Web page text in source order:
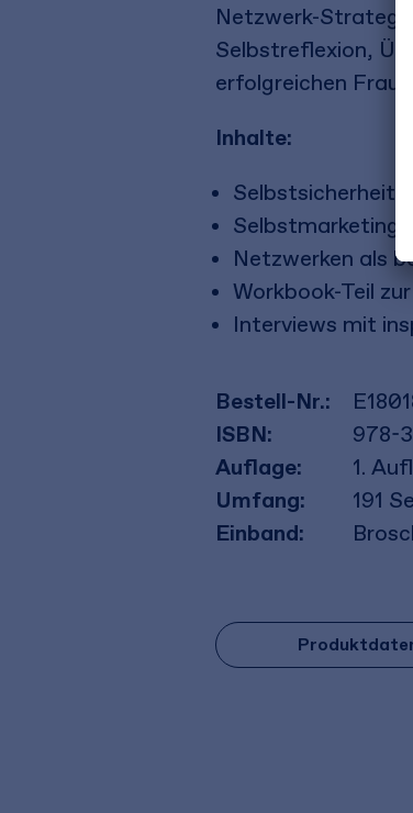
Netzwerk-
Selbstreflexion,
erfolgreichen
Inhalte:
Selbstsicherheit
Selbstmarketing
Netzwerken als
Workbook-Teil
Interviews mit
Bestell-Nr.:
ISBN:
978-
Auflage:
1.
Umfang:
191
Einband: